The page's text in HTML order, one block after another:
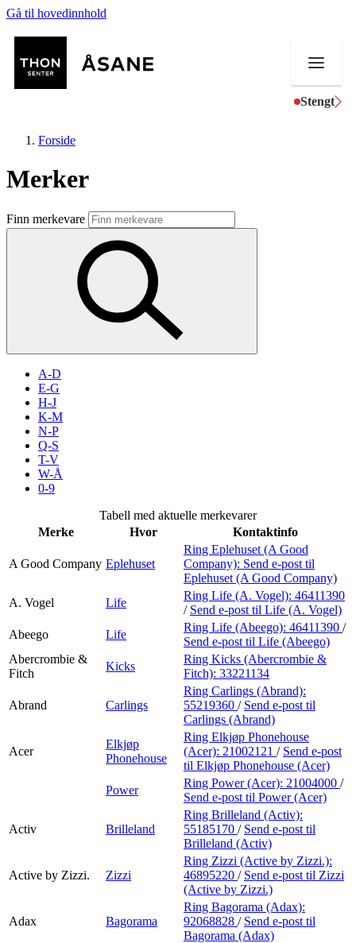
Gå til hovedinnhold
Stengt
Butikker
Mat og drikke
Aktiviteter
Kundeklubb
Inspirasjon
Søk
Åpningstider
Praktisk informasjon
Ledige stillinger
Magasin
Gavekort
Forside
Merker
Finn merkevare
A-D
E-G
H-J
K-M
N-P
Q-S
T-V
W-Å
0-9
Tabell med aktuelle merkevarer
Merke
Hvor Kontaktinfo
A Good Company Eplehuset
Ring Eplehuset (A Good
Company): Send e-post til
Eplehuset (A Good Company)
A. Vogel
Life
Ring Life (A. Vogel): 46411390
/ Send e-post til Life (A. Vogel)
Abeego
Life
Ring Life (Abeego): 46411390 /
Send e-post til Life (Abeego)
Abercrombie &
Fitch
Kicks
Ring Kicks (Abercrombie &
Fitch): 33221134
Abrand Carlings
Ring Carlings (Abrand):
55219360 / Send e-post til
Carlings (Abrand)
Acer
Elkjøp
Phonehouse
Ring Elkjøp Phonehouse
(Acer): 21002121 / Send e-post
til Elkjøp Phonehouse (Acer)
Power
Ring Power (Acer): 21004000 /
Send e-post til Power (Acer)
Activ Brilleland
Ring Brilleland (Activ):
55185170 / Send e-post til
Brilleland (Activ)
Active by Zizzi. Zizzi
Ring Zizzi (Active by Zizzi.):
46895220 / Send e-post til Zizzi
(Active by Zizzi.)
Adax Bagorama
Ring Bagorama (Adax):
92068828 / Send e-post til
Bagorama (Adax)